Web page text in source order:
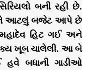
બની રહી છે.
આટલું બજેટ આપે છે
હિટ ગઈ અને
ખૂબ ચાલેલી. આ બે
હવે બધાની ગાડીઓ